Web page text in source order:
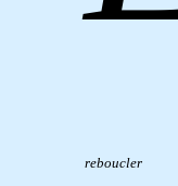
reboucler